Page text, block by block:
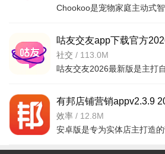
咕友交友app下载官方
v8.5.872安卓最新版
社交 / 113.0M
有邦店铺营销appv2.3.9
版
效率 / 12.8M